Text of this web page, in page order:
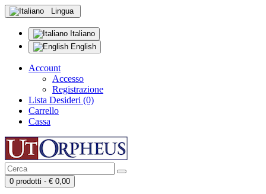
Lingua
Italiano
English
Account
Accesso
Registrazione
Lista Desideri (0)
Carrello
Cassa
0 prodotti - € 0,00